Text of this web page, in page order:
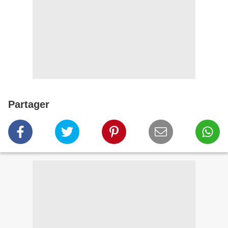
Partager